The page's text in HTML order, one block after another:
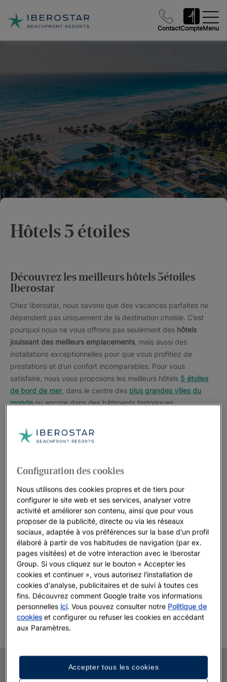
ContactCompteMenu
Hôtels 5 étoiles
Découvrez les meilleurs hôtels 5étoiles
Iberostar
Chez Iberostar, nous savons que des vacances parfaites ne
dépendent pas uniquement de la destination choisie. C’est
pourquoi nous ne vous offrons pas seulement des hôtels
jouissant des meilleurs emplacements , mais aussi des
installations exceptionnelles pour que vous profitiez de
prestations et d’un confort incomparables. Pour vous
satisfaire, nous vous proposons les meilleurs hôtels 5 étoiles
de bord de mer, dans le centre des plus grandes villes du
mondeou encore dans des bâtiments historiques.
République dominicaine.Hôtels en
européennes comme Lisbonne ?Vous profiterez dans tous
Nous voulons vous faire vivre une expérience unique : qu’il
s’agisse de la sélection d’oreillers pour un repos sur mesure,
des restaurantsgourmets , descomplexes avec accès direct à
la plageou encore de grandes suites d’exception en plein
centre-ville.
Choisissezvotre hôtel 5 étoiles Iberostar et laissez-vous
surprendre.
Configuration des cookies
Nous utilisons des cookies propres et de tiers pour
configurer le site web et ses services, analyser votre
activité et améliorer son contenu, ainsi que pour vous
proposer de la publicité, directe ou via les réseaux
sociaux, adaptée à vos préférences sur la base d'un profil
élaboré à partir de vos habitudes de navigation (par ex.
pages visitées) et de votre interaction avec le Iberostar
Group. Si vous cliquez sur le bouton « Accepter les
cookies et continuer », vous autorisez l'installation de
cookies d'analyse, publicitaires et de suivi à toutes ces
fins. Découvrez comment Google traite vos informations
personnelles ici. Vous pouvez consulter notre Politique de
cookies et configurer ou refuser les cookies en accédant
aux Paramètres.
Accepter tous les cookies